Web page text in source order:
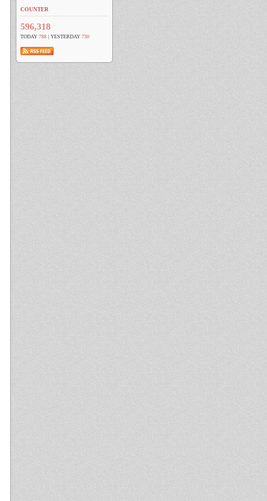
COUNTER
596,318
TODAY 788 | YESTERDAY 730